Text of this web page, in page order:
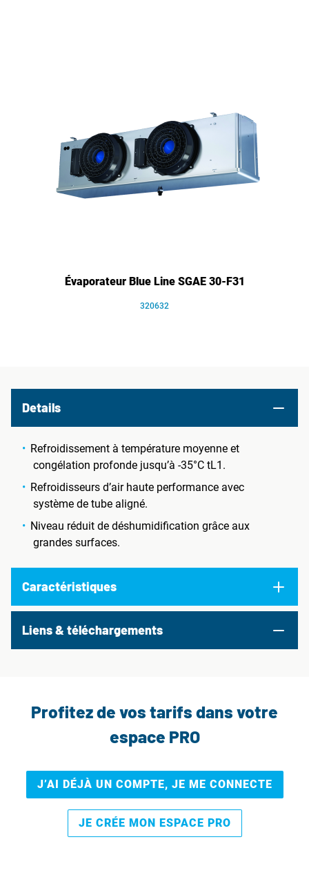
Évaporateur Blue Line SGAE 30-F31
320632
Details
Refroidissement à température moyenne et
congélation profonde jusqu’à -35°C tL1.
Refroidisseurs d’air haute performance avec
système de tube aligné.
Niveau réduit de déshumidification grâce aux
grandes surfaces.
Caractéristiques
Liens & téléchargements
Profitez de vos tarifs dans votre
espace PRO
J’AI DÉJÀ UN COMPTE, JE ME CONNECTE
JE CRÉE MON ESPACE PRO